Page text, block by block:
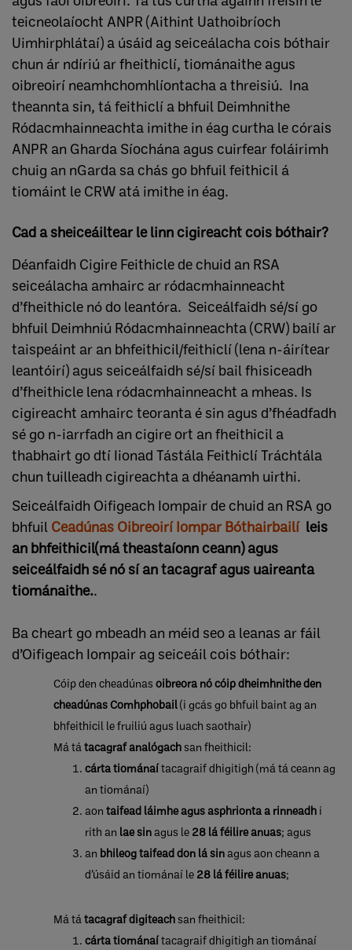
teicneolaíocht ANPR (Aithint Uathoibríoch
Uimhirphlátaí) a úsáid ag seiceálacha cois bóthair
chun ár ndíriú ar fheithiclí, tiománaithe agus
oibreoirí neamhchomhlíontacha a threisiú. Ina
theannta sin, tá feithiclí a bhfuil Deimhnithe
Ródacmhainneachta imithe in éag curtha le córais
ANPR an Gharda Síochána agus cuirfear foláirimh
chuig an nGarda sa chás go bhfuil feithicil á
tiomáint le CRW atá imithe in éag.
Cad a sheiceáiltear le linn cigireacht cois bóthair?
Déanfaidh Cigire Feithicle de chuid an RSA
seiceálacha amhairc ar ródacmhainneacht
d’fheithicle nó do leantóra. Seiceálfaidh sé/sí go
bhfuil Deimhniú Ródacmhainneachta (CRW) bailí ar
taispeáint ar an bhfeithicil/feithiclí (lena n-áirítear
leantóirí) agus seiceálfaidh sé/sí bail fhisiceadh
d’fheithicle lena ródacmhainneacht a mheas. Is
cigireacht amhairc teoranta é sin agus d’fhéadfadh
sé go n-iarrfadh an cigire ort an fheithicil a
thabhairt go dtí Iionad Tástála Feithiclí Tráchtála
chun tuilleadh cigireachta a dhéanamh uirthi.
Seiceálfaidh Oifigeach Iompair de chuid an RSA go
bhfuil Ceadúnas Oibreoirí Iompar Bóthairbailí leis
an bhfeithicil(má theastaíonn ceann) agus
seiceálfaidh sé nó sí an tacagraf agus uaireanta
tiománaithe..
Ba cheart go mbeadh an méid seo a leanas ar fáil
d’Oifigeach Iompair ag seiceáil cois bóthair:
Cóip den cheadúnasoibreora nó cóip dheimhnithe den
cheadúnas Comhphobail(i gcás go bhfuil baint ag an
bhfeithicil le fruiliú agus luach saothair)
Má tátacagraf analógachsan fheithicil:
cárta tiománaítacagraif dhigitigh (má tá ceann ag
an tiománaí)
aontaifead láimhe agus asphrionta a rinneadh i
rith an lae sinagus le 28 lá féilire anuas; agus
an bhileog taifead don lá sinagus aon cheann a
d’úsáid an tiománaí le 28 lá féilire anuas;
Má tátacagraf digiteachsan fheithicil:
cárta tiománaítacagraif dhigitigh an tiománaí